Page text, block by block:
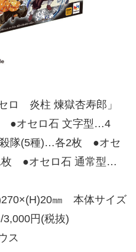
ロ 炎柱 煉獄杏寿郎」
●オセロ石 文字型…4
隊(5種)…各2枚 ●オセ
枚 ●オセロ石 通常型…
㎜ 本体サイズ
円(税抜)
ス